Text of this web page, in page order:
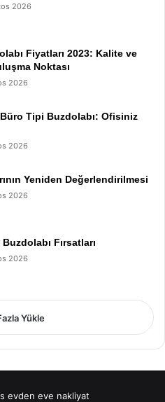
2026
Fiyatları 2023: Kalite ve
Noktası
2026
Tipi Buzdolabı: Ofisiniz
2026
Yeniden Değerlendirilmesi
2026
Fırsatları
2026
Yükle
evden eve nakliyat